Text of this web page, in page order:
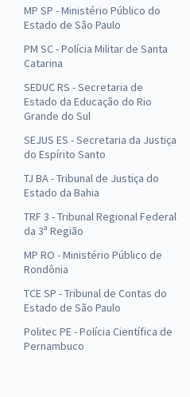
MP SP - Ministério Público do
Estado de São Paulo
PM SC - Polícia Militar de Santa
Catarina
SEDUC RS - Secretaria de
Estado da Educação do Rio
Grande do Sul
SEJUS ES - Secretaria da Justiça
do Espírito Santo
TJ BA - Tribunal de Justiça do
Estado da Bahia
TRF 3 - Tribunal Regional Federal
da 3ª Região
MP RO - Ministério Público de
Rondônia
TCE SP - Tribunal de Contas do
Estado de São Paulo
Politec PE - Polícia Científica de
Pernambuco